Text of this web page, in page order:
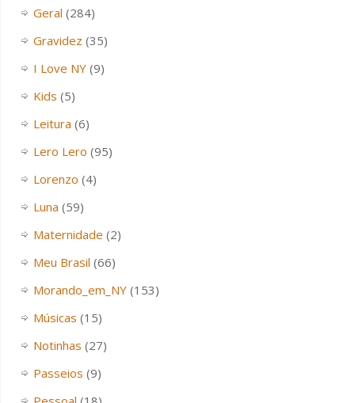
Geral (284)
Gravidez (35)
I Love NY(9)
Kids (5)
Leitura (6)
Lero Lero (95)
Lorenzo (4)
Luna (59)
Maternidade (2)
Meu Brasil (66)
Morando_em_NY(153)
Músicas (15)
Notinhas (27)
Passeios (9)